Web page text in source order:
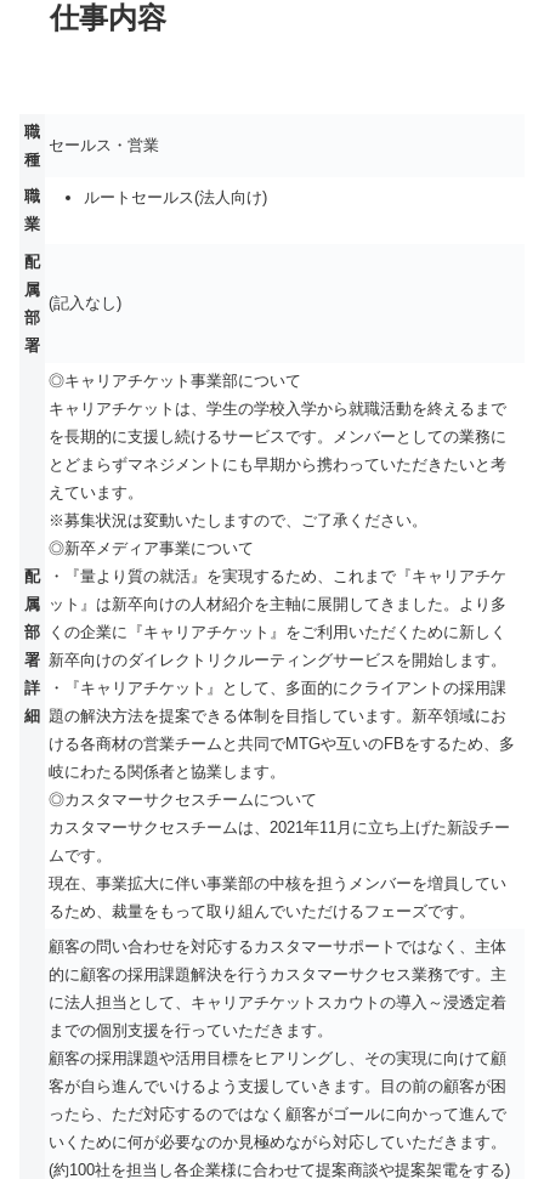
仕事内容
職
種
セールス・営業
職
業
ルートセールス(法人向け)
配
属
部
署
(記入なし)
配
属
部
署
詳
細
◎キャリアチケット事業部について
キャリアチケットは、学生の学校入学から就職活動を終えるまで
を長期的に支援し続けるサービスです。メンバーとしての業務に
とどまらずマネジメントにも早期から携わっていただきたいと考
えています。
※募集状況は変動いたしますので、ご了承ください。
◎新卒メディア事業について
・『量より質の就活』を実現するため、これまで『キャリアチケ
ット』は新卒向けの人材紹介を主軸に展開してきました。より多
くの企業に『キャリアチケット』をご利用いただくために新しく
新卒向けのダイレクトリクルーティングサービスを開始します。
・『キャリアチケット』として、多面的にクライアントの採用課
題の解決方法を提案できる体制を目指しています。新卒領域にお
ける各商材の営業チームと共同でMTGや互いのFBをするため、多
岐にわたる関係者と協業します。
◎カスタマーサクセスチームについて
カスタマーサクセスチームは、2021年11月に立ち上げた新設チー
ムです。
現在、事業拡大に伴い事業部の中核を担うメンバーを増員してい
るため、裁量をもって取り組んでいただけるフェーズです。
顧客の問い合わせを対応するカスタマーサポートではなく、主体
的に顧客の採用課題解決を行うカスタマーサクセス業務です。主
に法人担当として、キャリアチケットスカウトの導入～浸透定着
までの個別支援を行っていただきます。
顧客の採用課題や活用目標をヒアリングし、その実現に向けて顧
客が自ら進んでいけるよう支援していきます。目の前の顧客が困
ったら、ただ対応するのではなく顧客がゴールに向かって進んで
いくために何が必要なのか見極めながら対応していただきます。
(約100社を担当し各企業様に合わせて提案商談や提案架電をする)